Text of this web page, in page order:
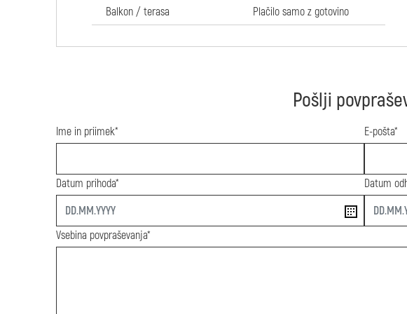
Balkon / terasa
Plačilo samo z gotovino
Pošlji
Ime in priimek* E-pošta*
Datum prihoda*
start
Datum
end
Vsebina povpraševanja*